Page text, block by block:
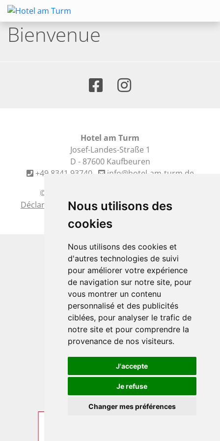
Nous utilisons des
cookies
Nous utilisons des cookies et
d'autres technologies de suivi
pour améliorer votre expérience
de navigation sur notre site, pour
vous montrer un contenu
personnalisé et des publicités
ciblées, pour analyser le trafic de
notre site et pour comprendre la
provenance de nos visiteurs.
J'accepte
Je refuse
Changer mes préférences
Bienvenue
Hotel am Turm
Josef-Landes-Straße 1
D - 87600 Kaufbeuren
+49 8341 93740
info@hotel-am-turm.de
© Made by
Déclaration de confidentialité•Mentions légales